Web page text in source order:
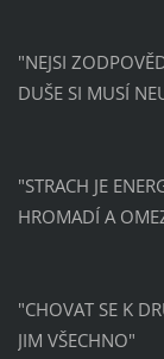
"NEJSI
DUŠE SI MUSÍ
"STRACH JE
HROMADÍ A
"CHOVAT SE K
JIM VŠECHNO"